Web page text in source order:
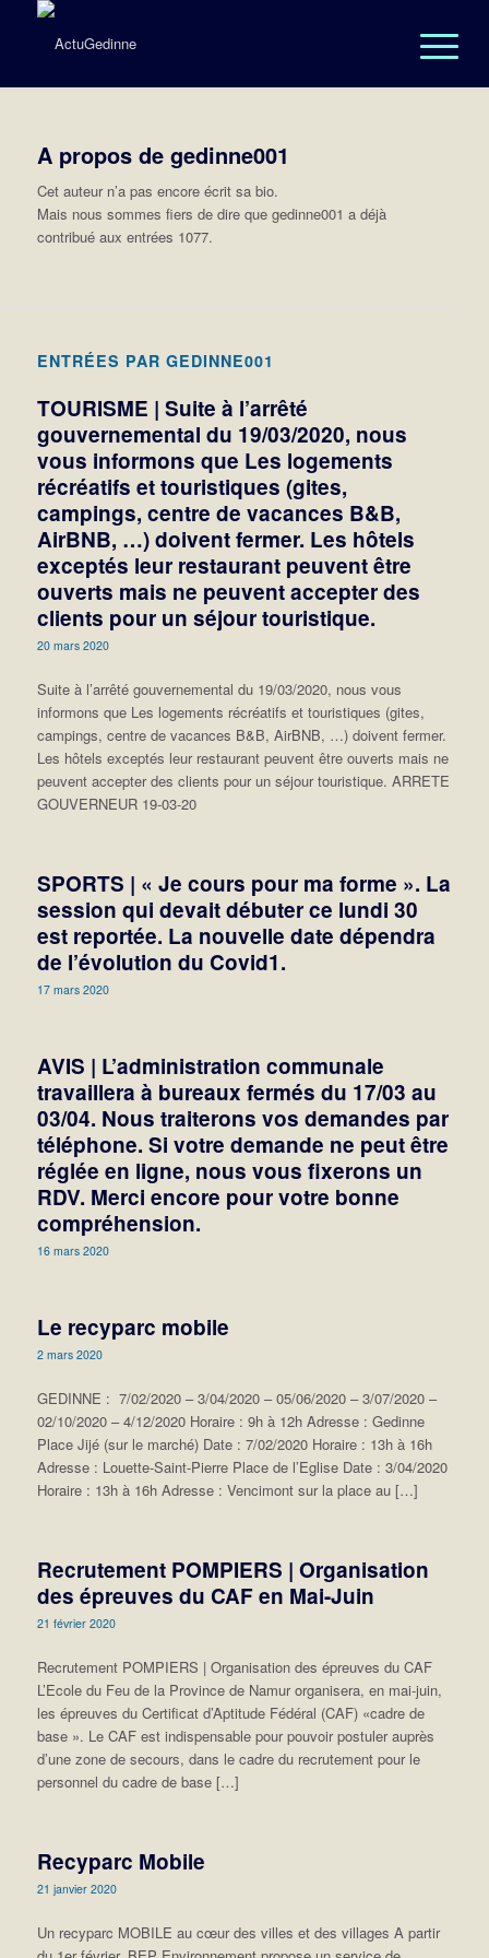
A propos de gedinne001
Cet auteur n’a pas encore écrit sa bio.
Mais nous sommes fiers de dire que gedinne001 a déjà
contribué aux entrées 1077.
ENTRÉES PAR GEDINNE001
TOURISME | Suite à l’arrêté
gouvernemental du 19/03/2020, nous
vous informons que Les logements
récréatifs et touristiques (gites,
campings, centre de vacances B&B,
AirBNB, …) doivent fermer. Les hôtels
exceptés leur restaurant peuvent être
ouverts mais ne peuvent accepter des
clients pour un séjour touristique.
20 mars 2020
Suite à l’arrêté gouvernemental du 19/03/2020, nous vous
informons que Les logements récréatifs et touristiques (gites,
campings, centre de vacances B&B, AirBNB, …) doivent fermer.
Les hôtels exceptés leur restaurant peuvent être ouverts mais ne
peuvent accepter des clients pour un séjour touristique. ARRETE
GOUVERNEUR 19-03-20
SPORTS | « Je cours pour ma forme ». La
session qui devait débuter ce lundi 30
est reportée. La nouvelle date dépendra
de l’évolution du Covid1.
17 mars 2020
AVIS | L’administration communale
travaillera à bureaux fermés du 17/03 au
03/04. Nous traiterons vos demandes par
téléphone. Si votre demande ne peut être
réglée en ligne, nous vous fixerons un
RDV. Merci encore pour votre bonne
compréhension.
16 mars 2020
Le recyparc mobile
2 mars 2020
GEDINNE : 7/02/2020 – 3/04/2020 – 05/06/2020 – 3/07/2020 –
02/10/2020 – 4/12/2020 Horaire : 9h à 12h Adresse : Gedinne
Place Jijé (sur le marché) Date : 7/02/2020 Horaire : 13h à 16h
Adresse : Louette-Saint-Pierre Place de l’Eglise Date : 3/04/2020
Horaire : 13h à 16h Adresse : Vencimont sur la place au […]
Recrutement POMPIERS | Organisation
des épreuves du CAF en Mai-Juin
21 février 2020
Recrutement POMPIERS | Organisation des épreuves du CAF
L’Ecole du Feu de la Province de Namur organisera, en mai-juin,
les épreuves du Certificat d’Aptitude Fédéral (CAF) «cadre de
base ». Le CAF est indispensable pour pouvoir postuler auprès
d’une zone de secours, dans le cadre du recrutement pour le
personnel du cadre de base […]
Recyparc Mobile
21 janvier 2020
Un recyparc MOBILE au cœur des villes et des villages A partir